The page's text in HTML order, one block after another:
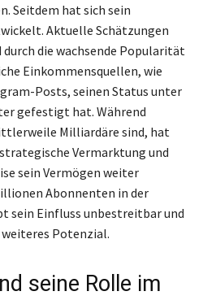
Seitdem hat sich sein
Aktuelle Schätzungen
die wachsende Popularität
Einkommensquellen, wie
Posts, seinen Status unter
gefestigt hat. Während
Milliardäre sind, hat
Vermarktung und
sein Vermögen weiter
Abonnenten in der
sein Einfluss unbestreitbar und
Potenzial.
seine Rolle im